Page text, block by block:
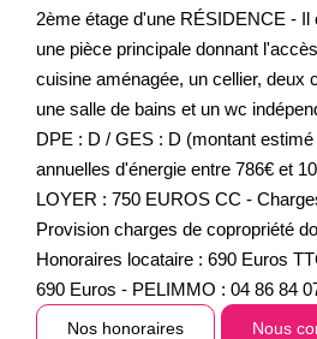
2ème étage d'une RÉSIDENCE - Il
une pièce principale donnant
cuisine aménagée, un cellier, deux
une salle de bains et un wc
DPE : D / GES : D (montant
annuelles d'énergie entre 786€ et
LOYER : 750 EUROS CC -
Provision charges de copropriété
Honoraires locataire : 690 Euros
690 Euros - PELIMMO : 04 86 84
Nos honoraires Nous